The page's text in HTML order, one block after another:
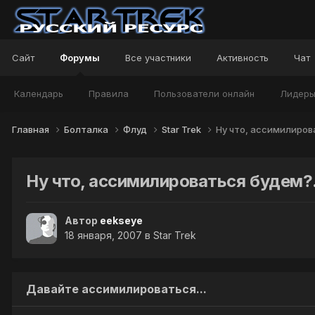
Сайт Форумы
Календарь Правила Пользователи онлайн Лидеры
Все участники Активность Чат
Главная Болталка Флуд Star Trek Ну что,
Ну что, ассимилироваться
Автор eekseye
18 января, 2007 в Star Trek
Давайте ассимилироваться...